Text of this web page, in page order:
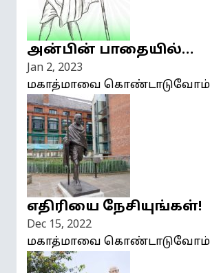
அன்பின் பாதையில்…
Jan 2, 2023
மகாத்மாவை கொண்டாடுவோம்
எதிரியை நேசியுங்கள்!
Dec 15, 2022
மகாத்மாவை கொண்டாடுவோம்